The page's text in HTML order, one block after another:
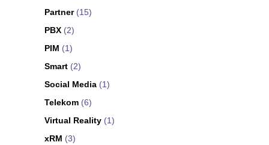
Partner(15)
PBX (2)
PIM (1)
Smart (2)
Social Media (1)
Telekom (6)
Virtual Reality (1)
xRM (3)